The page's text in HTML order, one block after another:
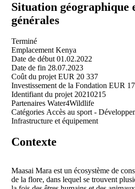
Situation géographique
générales
Terminé
Emplacement Kenya
Date de début 01.02.2022
Date de fin 28.07.2023
Coût du projet EUR 20 337
Investissement de la Fondation EUR
Identifiant du projet 20210215
Partenaires Water4Wildlife
Catégories Accès au sport -
Infrastructure et équipement
Contexte
Maasai Mara est un écosystème de
de la flore, dans lequel se trouvent